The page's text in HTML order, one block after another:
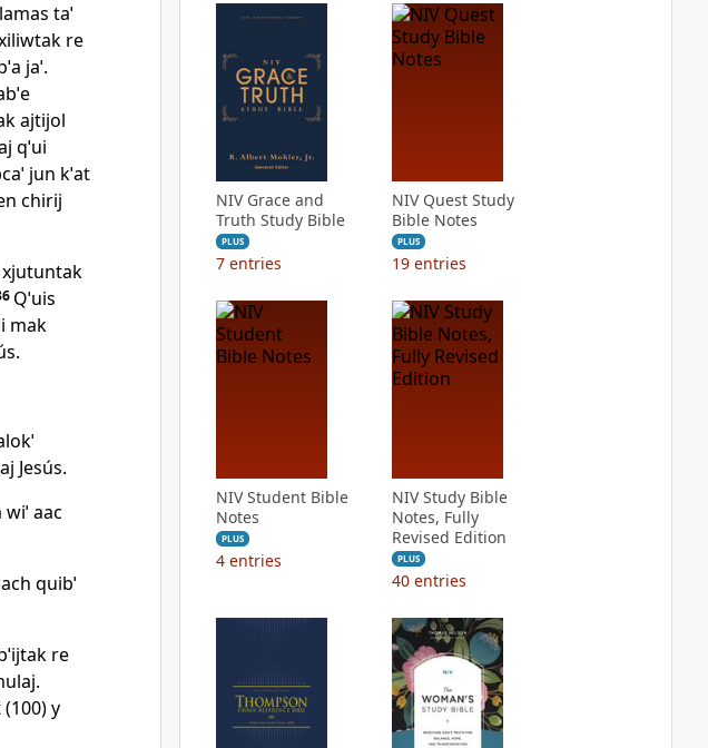
taˈ
re
jaˈ.
ajtijol
qˈui
jun kˈat
chirij
xjutuntak
Qˈuis
mak
Jesús.
aac
quibˈ
re
y
NIV Grace and
Truth Study Bible
PLUS
7 entries
NIV Quest Study
Bible Notes
PLUS
19 entries
NIV Student Bible
Notes
PLUS
4 entries
NIV Study Bible
Notes, Fully
Revised Edition
PLUS
40 entries